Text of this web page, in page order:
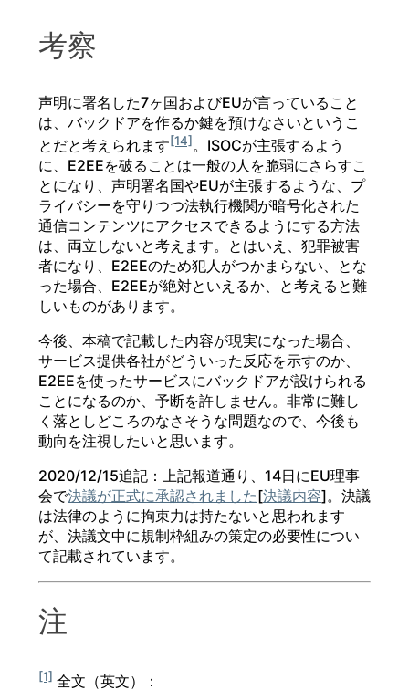
考察
声明に署名した7ヶ国およびEUが言っていること
は、バックドアを作るか鍵を預けなさいというこ
とだと考えられます [14] 。ISOCが主張するよう
に、E2EEを破ることは一般の人を脆弱にさらすこ
とになり、声明署名国やEUが主張するような、プ
ライバシーを守りつつ法執行機関が暗号化された
通信コンテンツにアクセスできるようにする方法
は、両立しないと考えます。とはいえ、犯罪被害
者になり、E2EEのため犯人がつかまらない、とな
った場合、E2EEが絶対といえるか、と考えると難
しいものがあります。
今後、本稿で記載した内容が現実になった場合、
サービス提供各社がどういった反応を示すのか、
E2EEを使ったサービスにバックドアが設けられる
ことになるのか、予断を許しません。非常に難し
く落としどころのなさそうな問題なので、今後も
動向を注視したいと思います。
2020/12/15追記：上記報道通り、14日にEU理事
会で決議が正式に承認されました[決議内容]。決議
は法律のように拘束力は持たないと思われます
が、決議文中に規制枠組みの策定の必要性につい
て記載されています。
注
[1] 全文（英文）：